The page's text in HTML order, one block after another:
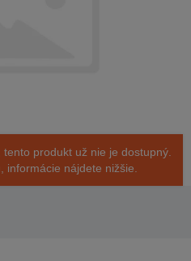
produkt už nie je dostupný.
nájdete nižšie.